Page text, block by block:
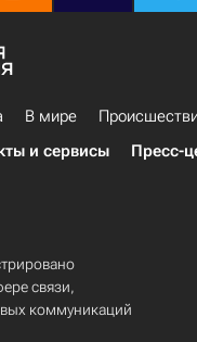
В мире
и сервисы Пресс-
связи,
коммуникаций